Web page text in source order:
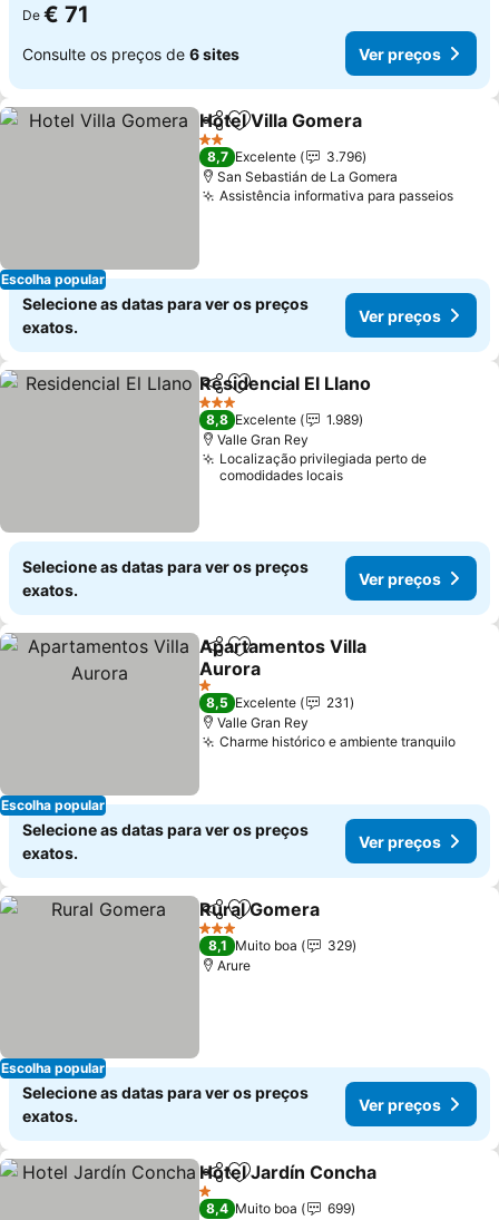
De € 71
Consulte os preços de 6 sites Ver preços
Escolha popular
PartilharAdicionar aos favoritos
Hotel Villa Gomera
2 Estrelas
8,7 Excelente
3.796
San Sebastián de La Gomera
Assistência informativa para passeiosVer
Selecione as datas para ver os preços
exatos.
Ver preços
PartilharAdicionar aos favoritos
Residencial El Llano
3 Estrelas
8,8 Excelente
1.989
Valle Gran Rey
Localização privilegiada perto de
comodidades locais
Selecione as datas para ver os preços
exatos.
Ver preços
Escolha popular
PartilharAdicionar aos favoritos
Apartamentos Villa
Aurora
Ver preços
1 Estrelas
8,5 Excelente
231
Valle Gran Rey
Charme histórico e ambiente tranquiloVer
Selecione as datas para ver os preços
exatos.
Ver preços
Escolha popular
PartilharAdicionar aos favoritos
Rural Gomera
3 Estrelas
8,1 Muito boa
329
Arure
Selecione as datas para ver os preços
exatos.
Ver preços
PartilharAdicionar aos favoritos
Hotel Jardín Concha
1 Estrelas
8,4 Muito boa 699